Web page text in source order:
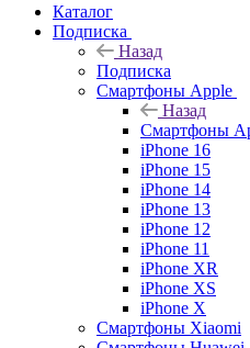
Каталог
Подписка
Назад
Подписка
Смартфоны Apple
Назад
Смартфоны
iPhone 16
iPhone 15
iPhone 14
iPhone 13
iPhone 12
iPhone 11
iPhone XR
iPhone XS
iPhone X
Смартфоны Xiaomi